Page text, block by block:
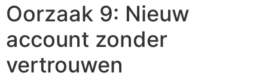
Oorzaak 9: Nieuw
account zonder
vertrouwen